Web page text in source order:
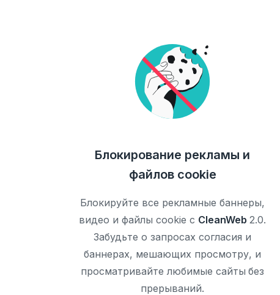
Блокирование рекламы и
файлов cookie
Блокируйте все рекламные баннеры,
видео и файлы cookie с CleanWeb 2.0.
Забудьте о запросах согласия и
баннерах, мешающих просмотру, и
просматривайте любимые сайты без
прерываний.